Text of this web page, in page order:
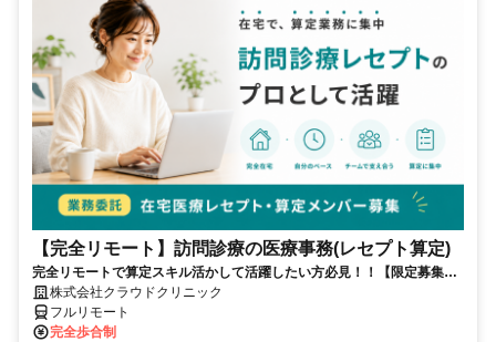
【完全リモート】訪問診療の医療事務(レセプト算定)
完全リモートで算定スキル活かして活躍したい方必見！！【限定募集】
完全リモート｜在宅医療レセプト算定（成果報酬型／業務委託）
株式会社クラウドクリニック
フルリモート
完全歩合制